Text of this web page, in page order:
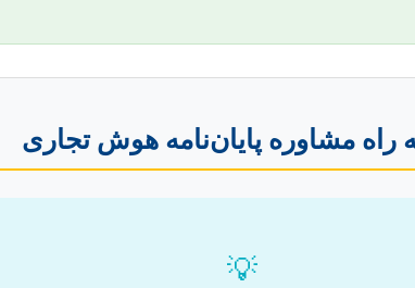
راه مشاوره پایان‌نامه هوش تجاری
💡